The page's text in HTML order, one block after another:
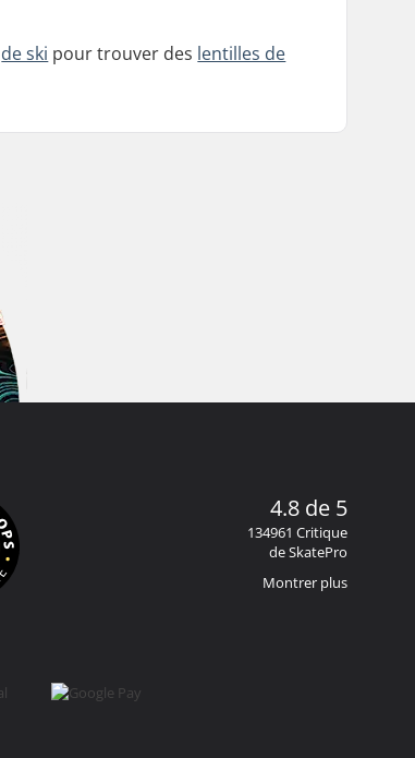
de ski pour trouver des lentilles de
4.8 de 5
134961 Critique
de SkatePro
Montrer plus